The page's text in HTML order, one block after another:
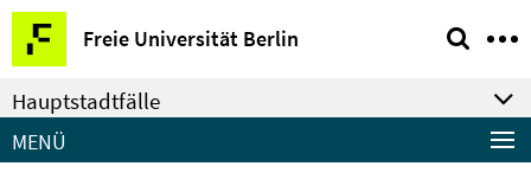
Springe
direkt
zu
Inhalt
Freie Universität Berlin
Service-
Navigation
Hauptstadtfälle
MENÜ